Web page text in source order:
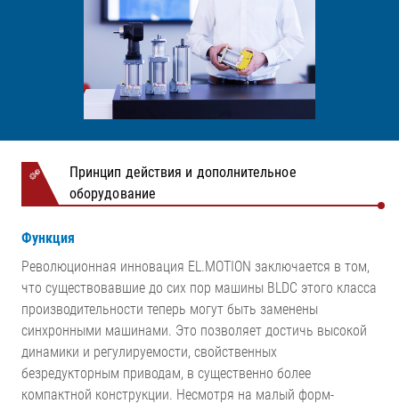
Принцип действия и дополнительное
оборудование
Функция
Революционная инновация EL.MOTION заключается в том,
что существовавшие до сих пор машины BLDC этого класса
производительности теперь могут быть заменены
синхронными машинами. Это позволяет достичь высокой
динамики и регулируемости, свойственных
безредукторным приводам, в существенно более
компактной конструкции. Несмотря на малый форм-